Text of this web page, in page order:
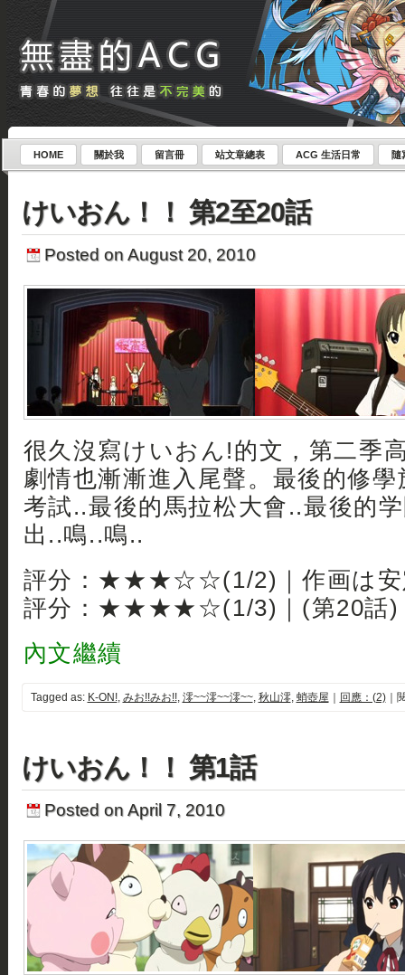
HOME 關於我 留言冊 站文章總表 ACG 生活日常 隨
けいおん！！ 第2至20話
Posted on August 20, 2010
很久沒寫けいおん!的文，第二季
劇情也漸漸進入尾聲。最後的修
考試..最後的馬拉松大會..最後的
出..鳴..鳴..
評分：★★★☆☆(1/2)｜作画は安
評分：★★★★☆(1/3)｜(第20話)
內文繼續
Tagged as: K-ON!, みお!!みお!!, 澪~~澪~~澪~~, 秋山澪, 蛸壺屋 回應：(2)｜
けいおん！！ 第1話
Posted on April 7, 2010